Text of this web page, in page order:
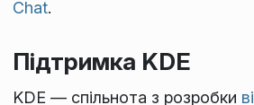
Chat.
Підтримка KDE
KDE — спільнота з розробки